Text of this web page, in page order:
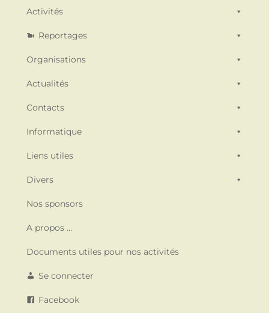
Activités
Reportages
Organisations
Actualités
Contacts
Informatique
Liens utiles
Divers
Nos sponsors
A propos …
Documents utiles pour nos activités
Se connecter
Facebook